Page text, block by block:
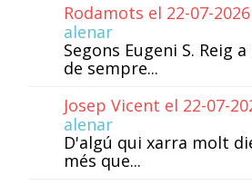
Rodamots el 22-07-2026
alenar
Segons Eugeni S. Reig
de sempre...
Josep Vicent el 22-07-
alenar
D'algú qui xarra molt
més que...